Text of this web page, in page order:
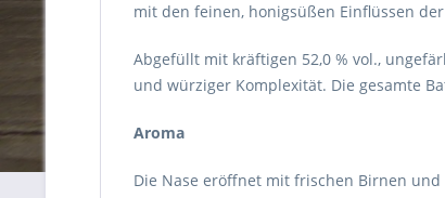
mit den feinen, honigsüßen Einflüssen
Abgefüllt mit kräftigen 52,0 % vol.,
und würziger Komplexität. Die gesamte
Aroma
Die Nase eröffnet mit frischen Birnen